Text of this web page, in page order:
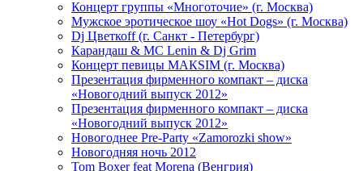
Концерт группы «Многоточие» (г. Москва)
Мужское эротическое шоу «Hot Dogs» (г. Москва)
Dj Цветкоff (г. Санкт - Петербург)
Карандаш & МС Lenin & Dj Grim
Концерт певицы МАКSIМ (г. Москва)
Презентация фирменного компакт – диска
«Новогодний выпуск 2012»
Презентация фирменного компакт – диска
«Новогодний выпуск 2012»
Новогоднее Pre-Party «Zamorozki show»
Новогодняя ночь 2012
Tom Boxer feat Morena (Венгрия)